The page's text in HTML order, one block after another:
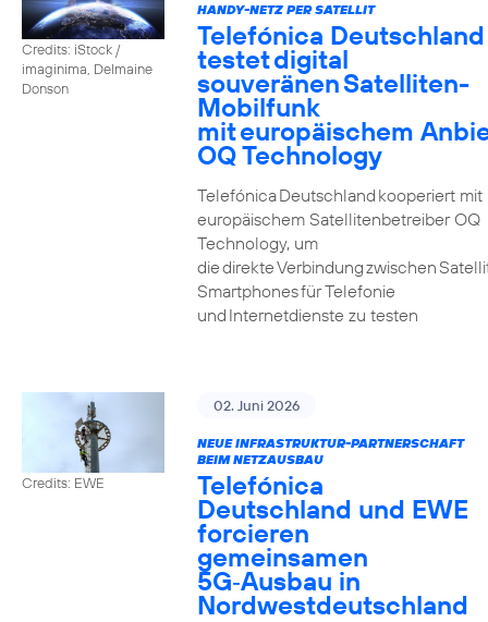
Credits: iStock /
imaginima, Delmaine
Donson
HANDY-NETZ PER SATELLIT
Telefónica Deutschland
testet digital
souveränen Satelliten-
Mobilfunk
mit europäischem
OQ Technology
Telefónica Deutschland kooperiert mit
europäischem Satellitenbetreiber OQ
Technology, um
die direkte Verbindung zwischen
Smartphones für Telefonie
und Internetdienste zu testen
Credits: EWE
02. Juni 2026
NEUE INFRASTRUKTUR-PARTNERSCHAFT
BEIM NETZAUSBAU
Telefónica
Deutschland und EWE
forcieren
gemeinsamen
5G‑Ausbau in
Nordwestdeutschland